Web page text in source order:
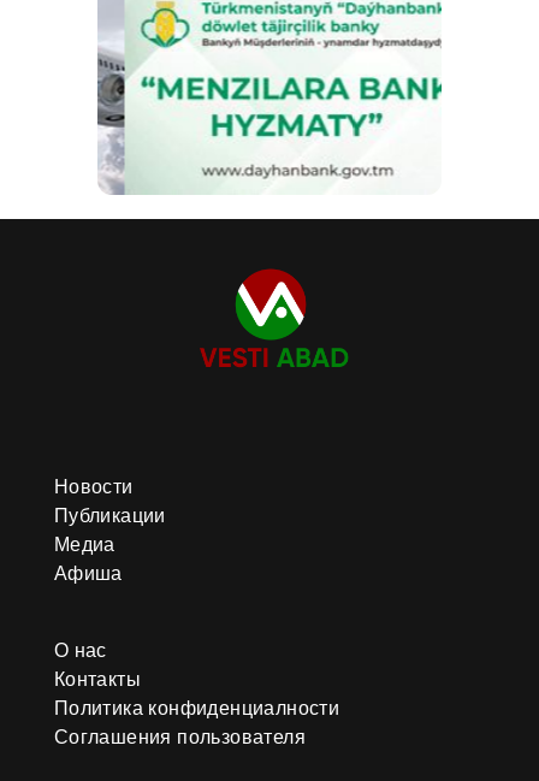
Новости
Публикации
Медиа
Афиша
О нас
Контакты
Политика конфиденциалности
Соглашения пользователя